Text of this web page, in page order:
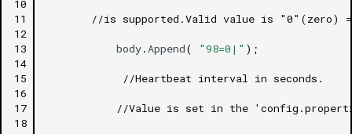
10
11
12
13
14
15
16
17
18
//is supported.Valid value is "0"(zero) =
body. Append( "98=0|" );
//Heartbeat interval in seconds.
//Value is set in the